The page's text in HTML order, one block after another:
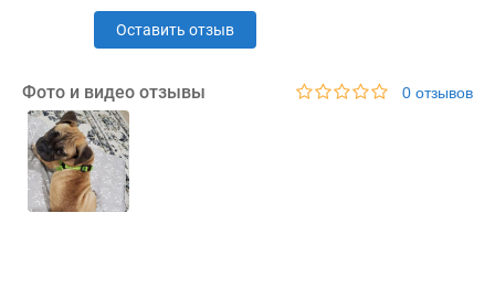
Оставить отзыв
Фото и видео отзывы 0 отзывов